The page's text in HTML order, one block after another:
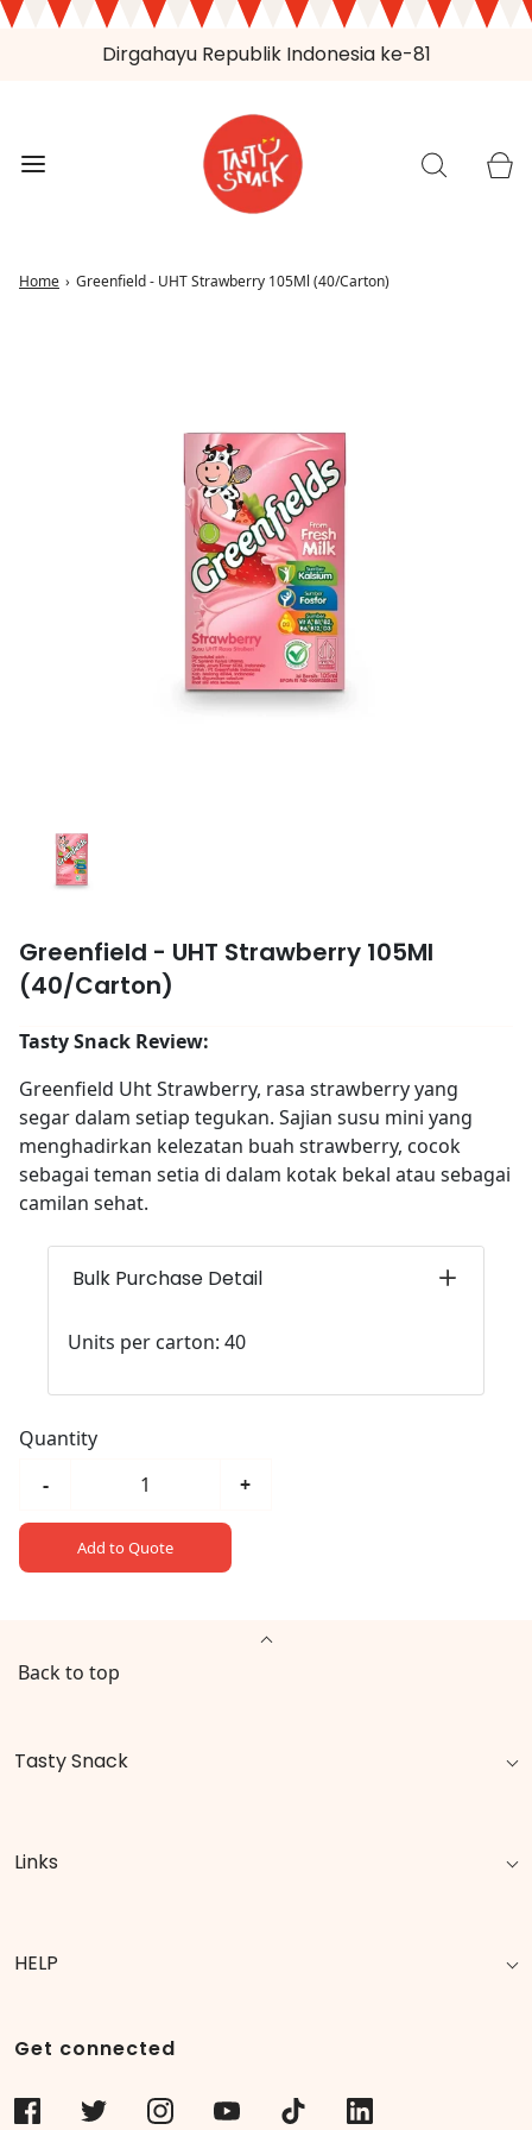
Dirgahayu Republik Indonesia ke-81
Home › Greenfield - UHT Strawberry 105Ml (40/Carton)
Greenfield - UHT Strawberry 105Ml
(40/Carton)
Tasty Snack Review:
Greenfield Uht Strawberry, rasa strawberry yang
segar dalam setiap tegukan. Sajian susu mini yang
menghadirkan kelezatan buah strawberry, cocok
sebagai teman setia di dalam kotak bekal atau sebagai
camilan sehat.
Bulk Purchase Detail
Units per carton: 40
Quantity
-
+
Add to Quote
Back to top
Tasty Snack
Links
HELP
Get connected